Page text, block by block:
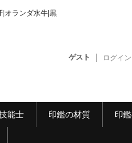
|オランダ水牛|黒
ゲスト ログイン
能士 印鑑の材質 印